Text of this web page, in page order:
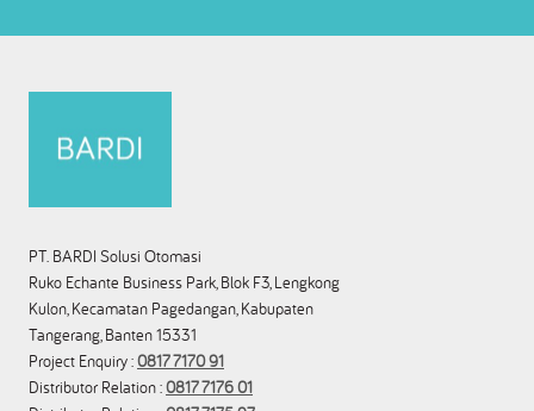
PT. BARDI Solusi Otomasi
Ruko Echante Business Park, Blok F3, Lengkong
Kulon, Kecamatan Pagedangan, Kabupaten
Tangerang, Banten 15331
Project Enquiry :0817 7170 91
Distributor Relation :0817 7176 01